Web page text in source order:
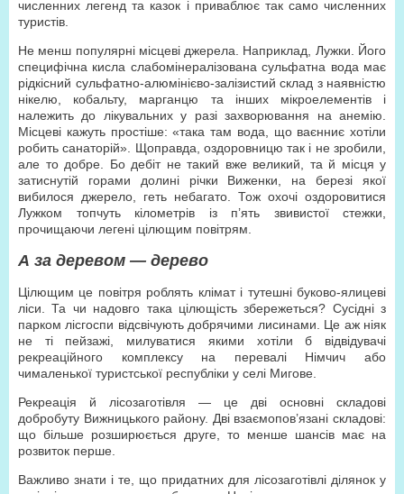
численних легенд та казок і приваблює так само численних
туристів.
Не менш популярні місцеві джерела. Наприклад, Лужки. Його
специфічна кисла слабомінералізована сульфатна вода має
рідкісний сульфатно-алюмінієво-залізистий склад з наявністю
нікелю, кобальту, марганцю та інших мікроелементів і
належить до лікувальних у разі захворювання на анемію.
Місцеві кажуть простіше: «така там вода, що ваєнниє хотіли
робить санаторій». Щоправда, оздоровницю так і не зробили,
але то добре. Бо дебіт не такий вже великий, та й місця у
затиснутій горами долині річки Виженки, на березі якої
вибилося джерело, геть небагато. Тож охочі оздоровитися
Лужком топчуть кілометрів із п’ять звивистої стежки,
прочищаючи легені цілющим повітрям.
А за деревом — дерево
Цілющим це повітря роблять клімат і тутешні буково-ялицеві
ліси. Та чи надовго така цілющість збережеться? Сусідні з
парком лісгоспи відсвічують добрячими лисинами. Це аж ніяк
не ті пейзажі, милуватися якими хотіли б відвідувачі
рекреаційного комплексу на перевалі Німчич або
чималенької туристської республіки у селі Мигове.
Рекреація й лісозаготівля — це дві основні складові
добробуту Вижницького району. Дві взаємопов’язані складові:
що більше розширюється друге, то менше шансів має на
розвиток перше.
Важливо знати і те, що придатних для лісозаготівлі ділянок у